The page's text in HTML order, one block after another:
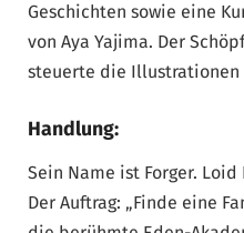
Geschichten sowie eine
von Aya Yajima. Der
steuerte die Illustrationen
Handlung:
Sein Name ist Forger. Loid
Der Auftrag: „Finde eine